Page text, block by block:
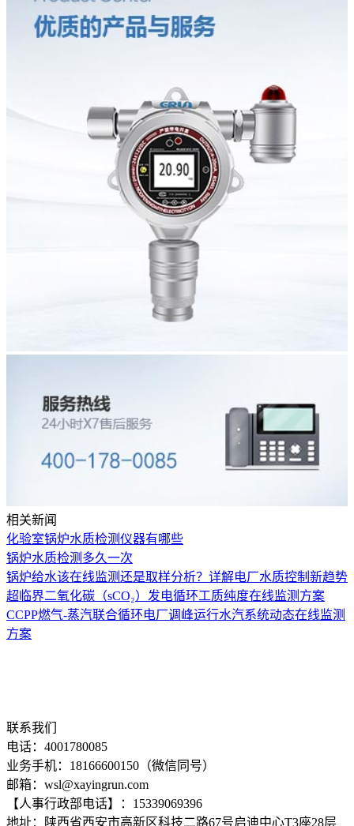
相关新闻
化验室锅炉水质检测仪器有哪些
锅炉水质检测多久一次
锅炉给水该在线监测还是取样分析？详解电厂水质控制新趋势
超临界二氧化碳（sCO₂）发电循环工质纯度在线监测方案
CCPP燃气-蒸汽联合循环电厂调峰运行水汽系统动态在线监测
方案
联系我们
电话：4001780085
业务手机：18166600150（微信同号）
邮箱：wsl@xayingrun.com
【人事行政部电话】：15339069396
地址：陕西省西安市高新区科技二路67号启迪中心T3座28层